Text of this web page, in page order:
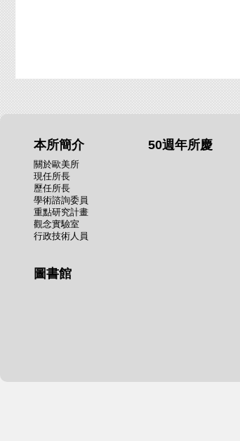
本所簡介
關於歐美所
現任所長
歷任所長
學術諮詢委員
重點研究計畫
觀念實驗室
行政技術人員
50週年所慶
圖書館